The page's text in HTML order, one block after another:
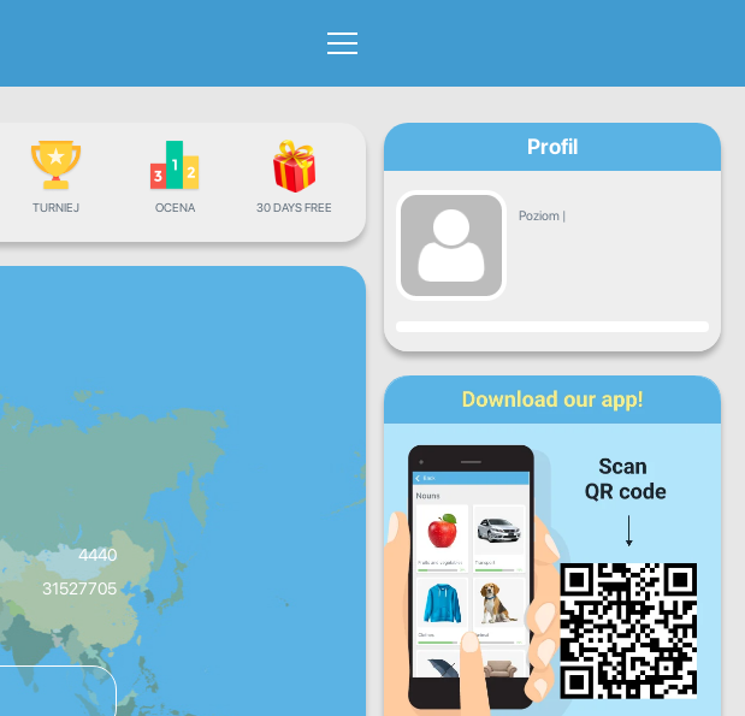
TURNIEJ OCENA 30 DAYS FREE
4440
31527705
Profil
Poziom |
Postęp
Pn. Śr. Cz.
Sb. Nd.
Dzienne postępy
Miesięczne postępy